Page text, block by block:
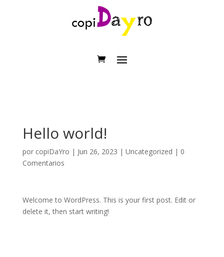
Hello world!
por copiDaYro | Jun 26, 2023 | Uncategorized | 0
Comentarios
Welcome to WordPress. This is your first post. Edit or
delete it, then start writing!